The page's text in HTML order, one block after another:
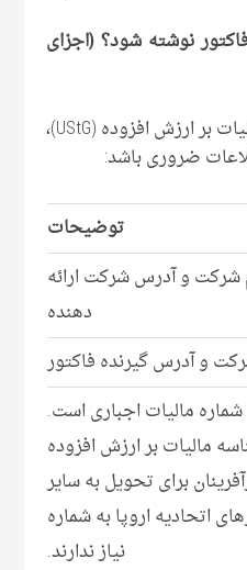
فاکتور نوشته شود؟ (اجزای
مطابق با بخش ۱۴ قانون مالیات بر ارزش افزوده (UStG)،
توضیحات
شرکت و آدرس شرکت ارائه
دهنده
و آدرس گیرنده فاکتور
شماره مالیات اجباری است.
مالیات بر ارزش افزوده
برای تحویل به سایر
اتحادیه اروپا به شماره
نیاز ندارند.